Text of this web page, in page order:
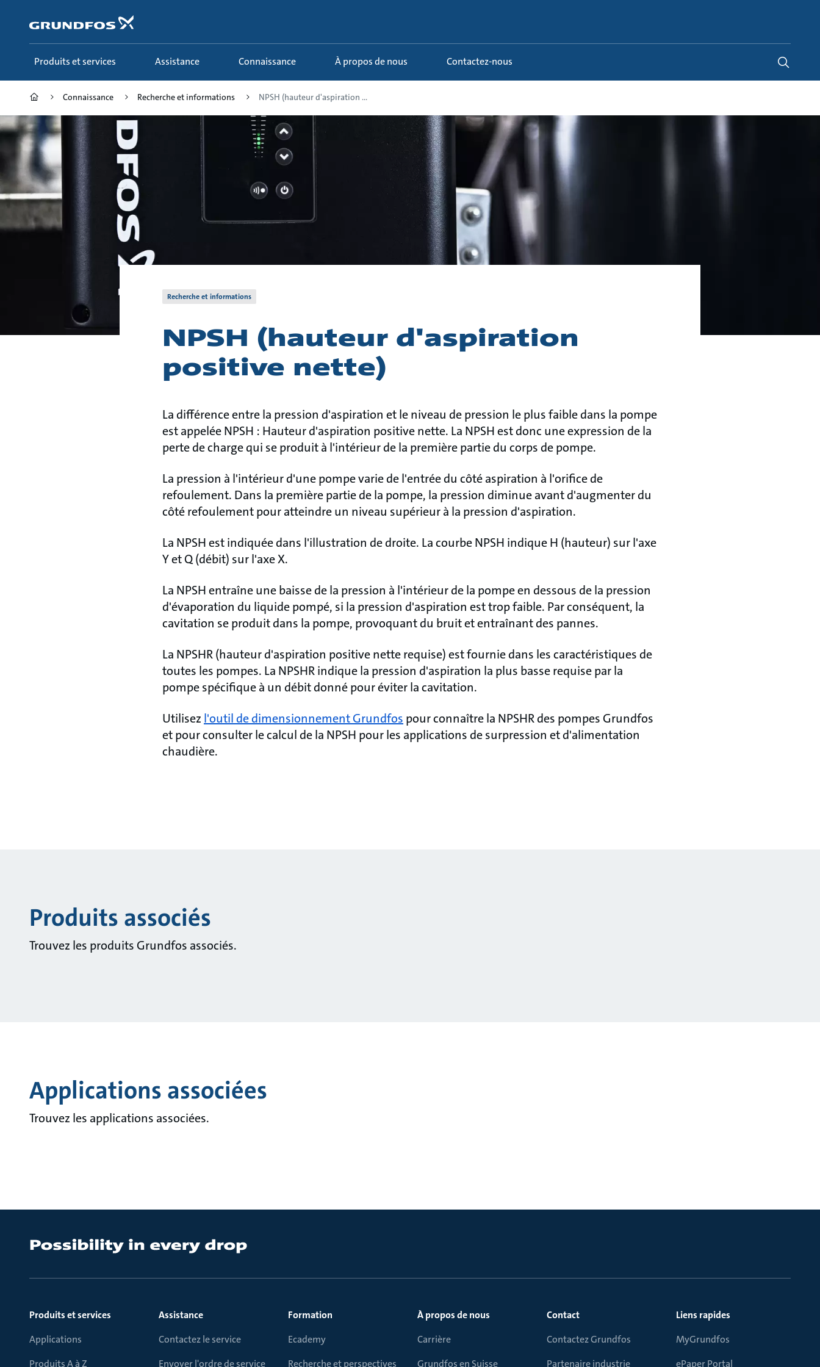
principal
Produits et services Assistance Connaissance À propos de nous Contactez-nous
Connaissance Recherche et informations NPSH (hauteur d'aspiration ...
Recherche et informations
NPSH (hauteur d'aspiration
positive nette)
La différence entre la pression d'aspiration et le niveau de pression le plus faible dans la pompe
est appelée NPSH : Hauteur d'aspiration positive nette. La NPSH est donc une expression de la
perte de charge qui se produit à l'intérieur de la première partie du corps de pompe.
La pression à l'intérieur d'une pompe varie de l'entrée du côté aspiration à l'orifice de
refoulement. Dans la première partie de la pompe, la pression diminue avant d'augmenter du
côté refoulement pour atteindre un niveau supérieur à la pression d'aspiration.
La NPSH est indiquée dans l'illustration de droite. La courbe NPSH indique H (hauteur) sur l'axe
Y et Q (débit) sur l'axe X.
La NPSH entraîne une baisse de la pression à l'intérieur de la pompe en dessous de la pression
d'évaporation du liquide pompé, si la pression d'aspiration est trop faible. Par conséquent, la
cavitation se produit dans la pompe, provoquant du bruit et entraînant des pannes.
La NPSHR (hauteur d'aspiration positive nette requise) est fournie dans les caractéristiques de
toutes les pompes. La NPSHR indique la pression d'aspiration la plus basse requise par la
pompe spécifique à un débit donné pour éviter la cavitation.
Utilisez l'outil de dimensionnement Grundfos pour connaître la NPSHR des pompes Grundfos
et pour consulter le calcul de la NPSH pour les applications de surpression et d'alimentation
chaudière.
Produits associés
Trouvez les produits Grundfos associés.
Applications associées
Trouvez les applications associées.
Produits et services
Applications
Produits A à Z
Assistance
Contactez le service
Envoyer l'ordre de service
Formation
Ecademy
Recherche et perspectives
À propos de nous
Carrière
Grundfos en Suisse
Contact
Contactez Grundfos
Partenaire industrie
Liens rapides
MyGrundfos
ePaper Portal